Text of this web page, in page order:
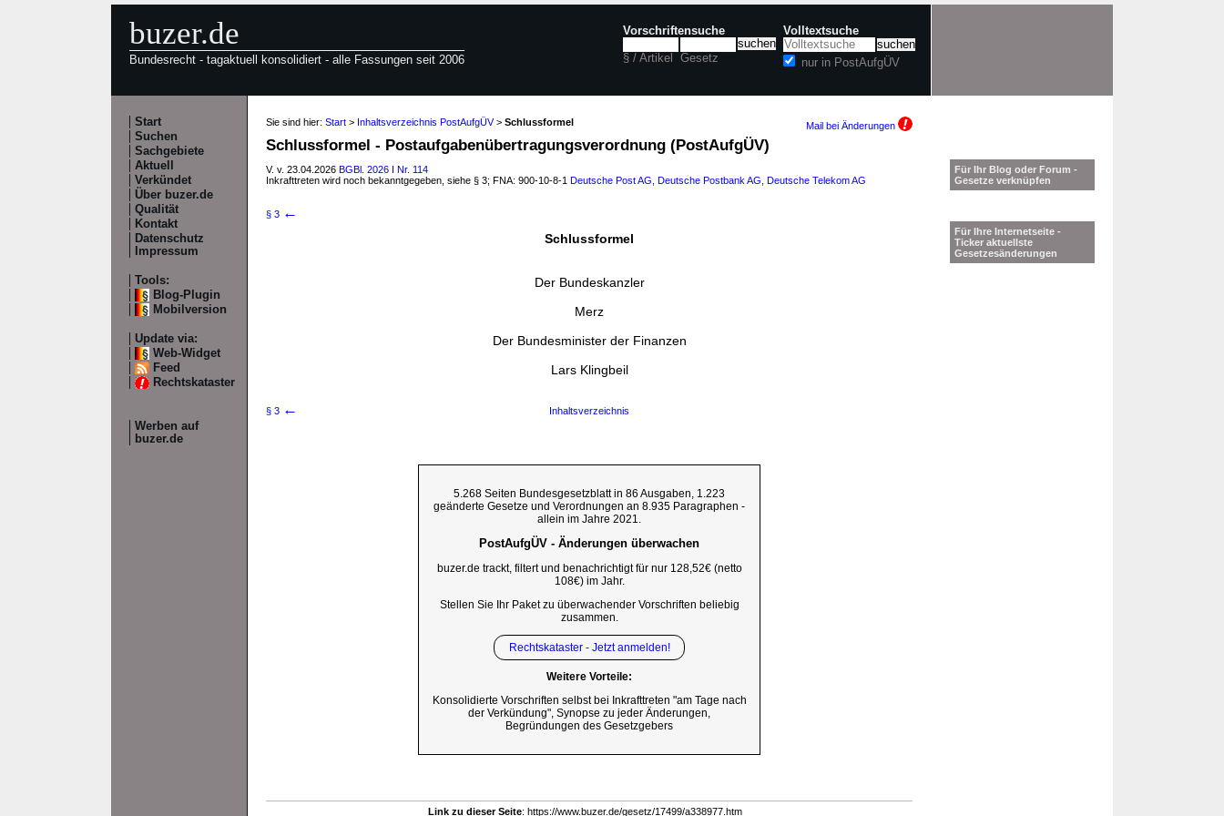
buzer.de
Bundesrecht - tagaktuell konsolidiert - alle Fassungen seit 2006
Vorschriftensuche
§ / Artikel Gesetz
Volltextsuche
nur in PostAufgÜV
Start
Suchen
Sachgebiete
Aktuell
Verkündet
Über buzer.de
Qualität
Kontakt
Datenschutz
Impressum
Tools:
Blog-Plugin
Mobilversion
Update via:
Web-Widget
Feed
Rechtskataster
Werben auf
buzer.de
Sie sind hier: Start > Inhaltsverzeichnis PostAufgÜV> Schlussformel Mail bei Änderungen
Schlussformel - Postaufgabenübertragungsverordnung (PostAufgÜV)
V. v. 23.04.2026 BGBl. 2026 I Nr. 114
Inkrafttreten wird noch bekanntgegeben, siehe § 3; FNA: 900-10-8-1 Deutsche Post AG, Deutsche Postbank AG, Deutsche Telekom AG
§ 3 ←
Schlussformel
Der Bundeskanzler
Merz
Der Bundesminister der Finanzen
Lars Klingbeil
§ 3 ← Inhaltsverzeichnis
5.268 Seiten Bundesgesetzblatt in 86 Ausgaben, 1.223
geänderte Gesetze und Verordnungen an 8.935 Paragraphen -
allein im Jahre 2021.
PostAufgÜV - Änderungen überwachen
buzer.de trackt, filtert und benachrichtigt für nur 128,52€ (netto
108€) im Jahr.
Stellen Sie Ihr Paket zu überwachender Vorschriften beliebig
zusammen.
Rechtskataster - Jetzt anmelden!
Weitere Vorteile:
Konsolidierte Vorschriften selbst bei Inkrafttreten "am Tage nach
der Verkündung", Synopse zu jeder Änderungen,
Begründungen des Gesetzgebers
Link zu dieser Seite: https://www.buzer.de/gesetz/17499/a338977.htm
Für Ihr Blog oder Forum -
Gesetze verknüpfen
Für Ihre Internetseite -
Ticker aktuellste
Gesetzesänderungen